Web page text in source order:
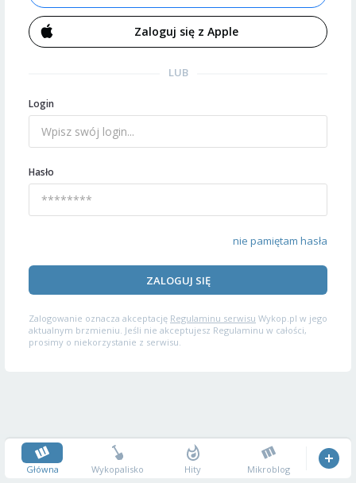
Zaloguj się z Apple
LUB
Login
Hasło
nie pamiętam hasła
ZALOGUJ SIĘ
Zalogowanie oznacza akceptację Regulaminu serwisu Wykop.pl w jego
aktualnym brzmieniu. Jeśli nie akceptujesz Regulaminu w całości,
prosimy o niekorzystanie z serwisu.
Główna Wykopalisko Hity Mikroblog